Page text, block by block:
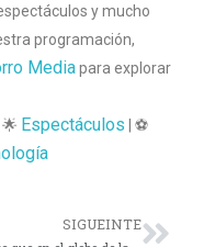
y mucho
programación,
Mediapara explorar
🌟 Espectáculos | ⚽
SIGUEINTE